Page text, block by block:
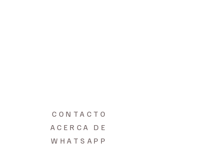
ACERCA DE
CONTACTO
WHATSAPP